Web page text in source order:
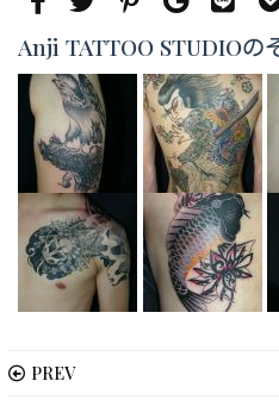
Anji TATTOO STUDIOの
PREV